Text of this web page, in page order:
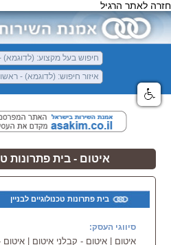
חזרה לאתר הרגיל
איטום - בית פתרונות
בית פתרונות טכנולוגיים לבניין
סיווגי העסק:
איטום | איטום - קבלני איטום | איטום